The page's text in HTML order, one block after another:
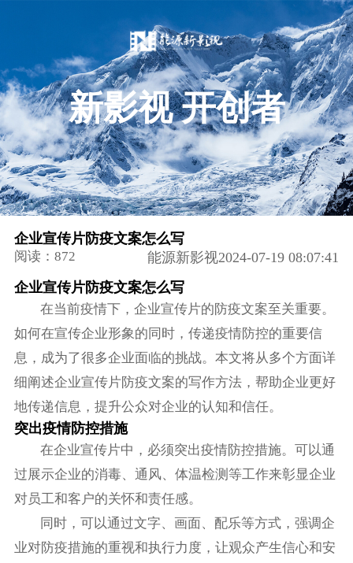
新影视 开创者
企业宣传片防疫文案怎么写
阅读：872
能源新影视2024-07-19 08:07:41
企业宣传片防疫文案怎么写
在当前疫情下，企业宣传片的防疫文案至关重要。
如何在宣传企业形象的同时，传递疫情防控的重要信
息，成为了很多企业面临的挑战。本文将从多个方面详
细阐述企业宣传片防疫文案的写作方法，帮助企业更好
地传递信息，提升公众对企业的认知和信任。
突出疫情防控措施
在企业宣传片中，必须突出疫情防控措施。可以通
过展示企业的消毒、通风、体温检测等工作来彰显企业
对员工和客户的关怀和责任感。
同时，可以通过文字、画面、配乐等方式，强调企
业对防疫措施的重视和执行力度，让观众产生信心和安